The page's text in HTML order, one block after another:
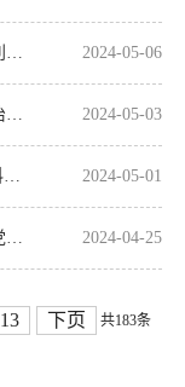
马克思主义学院党员大轮训专题报告会顺利召开 2024-05-06
马克思主义学院党纪学习教育暨全面从严治党工作会议顺利召开 2024-05-03
"忆峥嵘岁月，传革命薪火"——马院同生科院研究生党支部联合开展主题党日活动 2024-05-01
马院召开党委会、支部书记例会启动部署党纪学习教育工作 2024-04-25
13 下页
共183条